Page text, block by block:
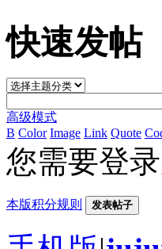
快速发帖
高级模式
B Color Image Link Quote
您需要登
本版积分规则 发表帖子